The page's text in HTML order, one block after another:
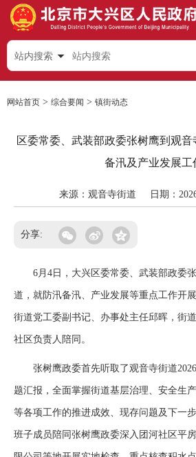
站内搜索
网站首页 > 综合要闻 > 镇街动态
区委常委、武装部政委张树鹰到观
备汛及产业发展工
来源：观音寺街道 日期：
分享:
6月4日，大兴区委常委、武装部政委张
道，就防汛备汛、产业发展等重点工作开
街道党工委副书记、办事处主任邱晖，街
社区负责人陪同。
张树鹰政委首先听取了观音寺街道
题汇报，全面掌握街道基层治理、安全生
等各项工作的推进成效、现存问题及下一
班子成员陪同张树鹰政委深入团河社区平